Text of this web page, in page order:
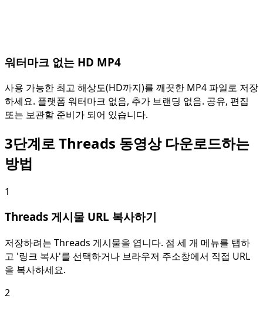
워터마크 없는 HD MP4
사용 가능한 최고 해상도(HD까지)를 깨끗한 MP4 파일로 저장
하세요. 플랫폼 워터마크 없음, 추가 브랜딩 없음. 공유, 편집
또는 보관할 준비가 되어 있습니다.
3단계로 Threads 동영상 다운로드하는
방법
1
Threads 게시물 URL 복사하기
저장하려는 Threads 게시물을 엽니다. 점 세 개 메뉴를 탭하
고 '링크 복사'를 선택하거나 브라우저 주소창에서 직접 URL
을 복사하세요.
2